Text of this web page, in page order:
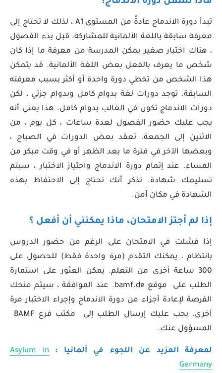
تبدأ دورة الاندماج عادةً من المستوى A1 ، لذلك لا تحتاج إلى
معرفة سابقة باللغة الألمانية للمشاركة. قبل بدء الفصول
، هناك اختبار صغير يمكن المدرسة من معرفة ما إذا كان
شخص ما يعرف بالفعل بعض اللغة الألمانية. قد يتمكن
هذا الشخص من تخطي دورة واحدة أو أكثر بسبب معرفته
السابقة. توجد دورات لغة بدوام كامل وبدوام جزئي ، لكن
دورات الاندماج تكون في الغالب بدوام كامل. هذا يعني أنه
يجب عليك حضور الفصول لعدة ساعات ، كل يوم ، من
الاثنين إلى الجمعة. تعقد بعض الدورات في الصباح ،
وبعضها الآخر في فترة ما بعد الظهر أو في وقت مبكر من
المساء. عند إتمام دورة الاندماج واجتياز الاختبار ، سيتم
تسليمك شهادة. تذكر أنك تحتاج إلى الاحتفاظ بهذه
الشهادة في مكان آمن.
إذا لم أجتز الامتحان، ماذا يمكنني أن أفعل ؟
إذا فشلت في الامتحان على الرغم من حضور الدروس
بانتظام ، يمكنك التقدم (مرة واحدة فقط) للحصول على
300 ساعة أخرى من التعلم. يمكن العثور على استمارة
الطلب على موقع bamf.de. عند الموافقة ، سيتم منحك
الفرصة لإعادة أجزاء من دورة الاندماج وإجراء الاختبار مرة
المسؤول عنك.
لمعرفة المزيد عن اللجوء في ألمانيا :
Asylum in
Germany